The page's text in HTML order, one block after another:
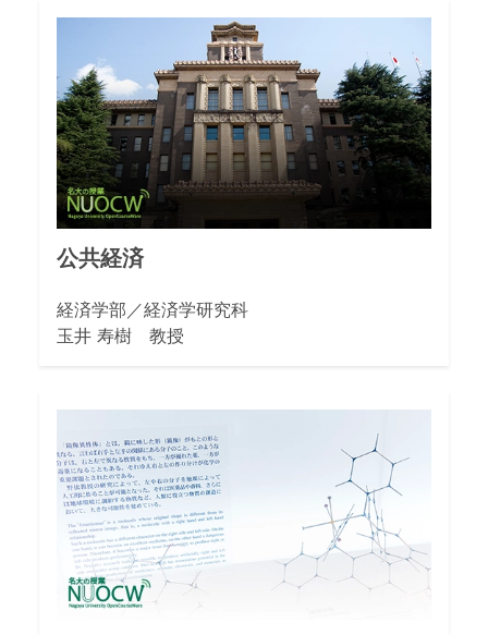
公共経済
経済学部／経済学研究科
玉井 寿樹 教授